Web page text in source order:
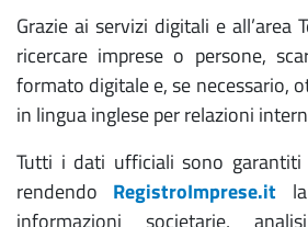
Albo imprese artigiane
Albi, ruoli e licenze
Attività con requisiti
Servizi di orientamento
Grazie ai servizi digitali e all’area
ricercare imprese o persone,
formato digitale e, se necessario,
in lingua inglese per relazioni
Tutti i dati ufficiali sono
rendendo RegistroImprese.it
informazioni societarie,